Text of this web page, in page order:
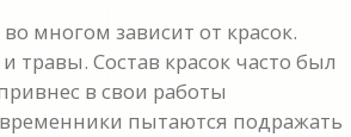
многом зависит от красок.
Состав красок часто был
в свои работы
пытаются подражать